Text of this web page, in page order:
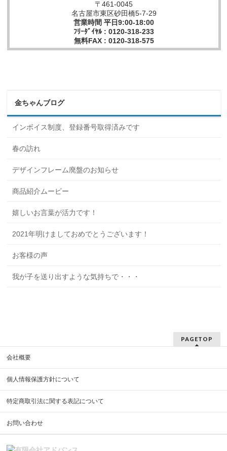
〒461-0045
名古屋市東区砂田橋5-7-29
営業時間 平日9:00-18:00
ﾌﾘｰﾀﾞｲﾔﾙ : 0120-318-233
無料FAX : 0120-318-575
金ちゃんブログ
インボイス制度、登録番号取得済みです
春の訪れ
デザインフレーム廃盤のお知らせ
商品紹介ムービー
嬉しいお言葉が活力です！
2021年明けましておめでとうございます！
お客様の声
我が子を送り出すような気持ちで・・・
PAGETOP
会社概要
個人情報保護方針について
特定商取引法に関する表記について
お問い合わせ